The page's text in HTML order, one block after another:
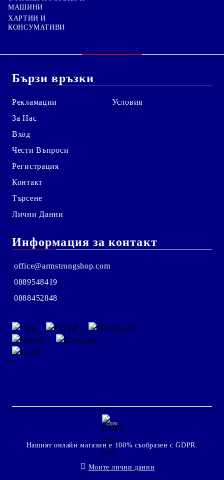
МАШИНИ
ХАРТИИ И
КОНСУМАТИВИ
Бързи връзки
Рекламации
За Нас
Вход
Чести Въпроси
Регистрация
Контакт
Търсене
Лични Данни
Условия
Информация за контакт
office@armstrongshop.com
0889548419
0888452848
GDPR
Нашият онлайн магазин е 100% съобразен с GDPR.
Моите лични данни